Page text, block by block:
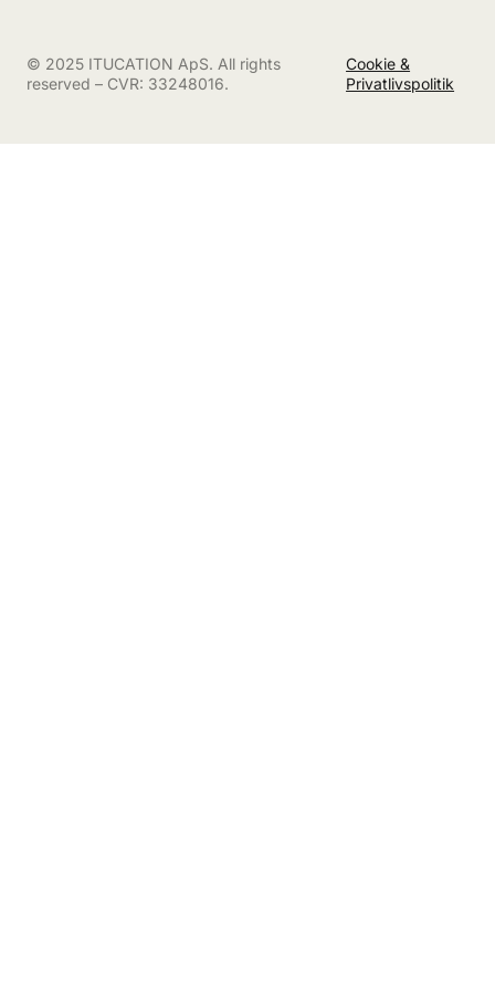
og de job, du sigter efter.
Få kurset godkendt som en del af din jobplan.
Husk at dokumentere din deltagelse – de fleste kurser giver
© 2025 ITUCATION ApS. All rights
reserved – CVR: 33248016.
Cookie &
Privatlivspolitik